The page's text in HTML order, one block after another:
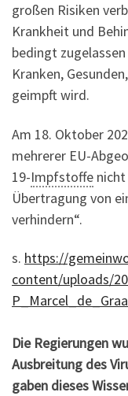
großen Risiken
Krankheit und
bedingt
Kranken,
geimpft wird.
Am 18. Oktober
mehrerer EU-
19-Impfstoffe
Übertragung von
verhindern“.
s. https://
content/uploads/
Die Regierungen
Ausbreitung des
gaben dieses